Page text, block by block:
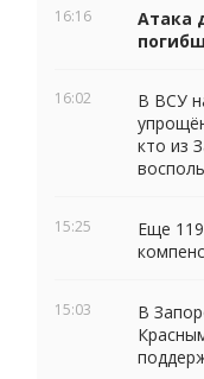
16:16
Атака
16:02
В ВСУ
кто из
15:25
Еще
15:03
В